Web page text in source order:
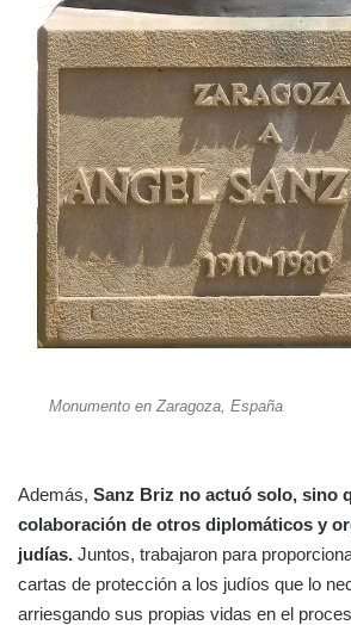
Monumento en Zaragoza, España
Además, Sanz Briz no actuó solo, sino
colaboración de otros diplomáticos y
judías. Juntos, trabajaron para
cartas de protección a los judíos que lo
arriesgando sus propias vidas en el